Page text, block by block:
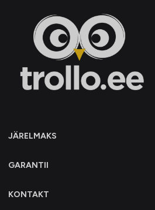
JÄRELMAKS
GARANTII
KONTAKT